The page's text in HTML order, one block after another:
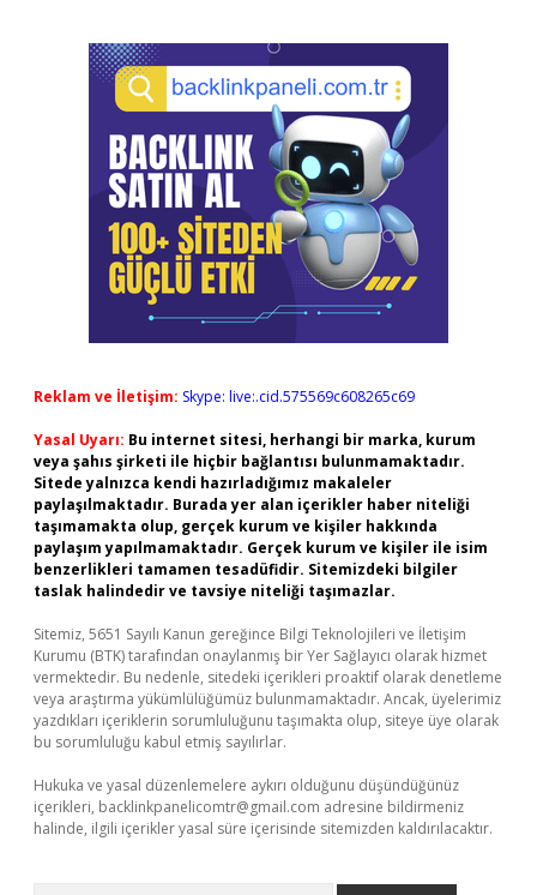
Reklam ve İletişim: Skype: live:.cid.575569c608265c69
Yasal Uyarı: Bu internet sitesi, herhangi bir marka, kurum
veya şahıs şirketi ile hiçbir bağlantısı bulunmamaktadır.
Sitede yalnızca kendi hazırladığımız makaleler
paylaşılmaktadır. Burada yer alan içerikler haber niteliği
taşımamakta olup, gerçek kurum ve kişiler hakkında
paylaşım yapılmamaktadır. Gerçek kurum ve kişiler ile isim
benzerlikleri tamamen tesadüfidir. Sitemizdeki bilgiler
taslak halindedir ve tavsiye niteliği taşımazlar.
Sitemiz, 5651 Sayılı Kanun gereğince Bilgi Teknolojileri ve İletişim
Kurumu (BTK) tarafından onaylanmış bir Yer Sağlayıcı olarak hizmet
vermektedir. Bu nedenle, sitedeki içerikleri proaktif olarak denetleme
veya araştırma yükümlülüğümüz bulunmamaktadır. Ancak, üyelerimiz
yazdıkları içeriklerin sorumluluğunu taşımakta olup, siteye üye olarak
bu sorumluluğu kabul etmiş sayılırlar.
Hukuka ve yasal düzenlemelere aykırı olduğunu düşündüğünüz
içerikleri, backlinkpanelicomtr@gmail.com adresine bildirmeniz
halinde, ilgili içerikler yasal süre içerisinde sitemizden kaldırılacaktır.